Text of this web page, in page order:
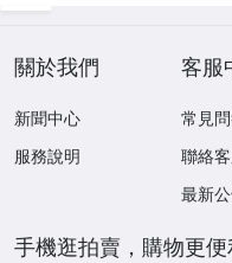
關於我們
新聞中心
服務說明
客服
常見
聯絡
最新
手機逛拍賣，購物更便